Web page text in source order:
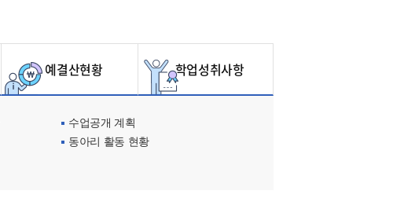
예결산현황 학업성취사항
수업공개 계획
동아리 활동 현황